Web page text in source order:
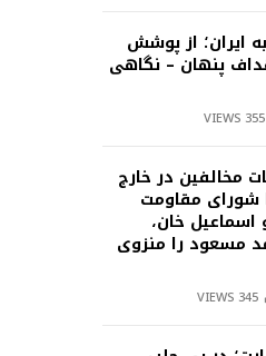
ایران؛ از پوشش
پنهان – نگاهی
355
VIEWS
مخالفین در خارج
شورای مقاومت
خان،
مسعود را منزوی
345
VIEWS